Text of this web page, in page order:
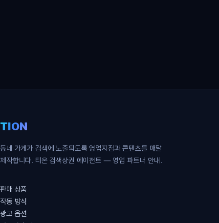
TION
동네 가게가 검색에 노출되도록 영업지점과 콘텐츠를 매달
제작합니다. 티온 검색상권 에이전트 — 영업 파트너 안내.
판매 상품
작동 방식
광고 옵션